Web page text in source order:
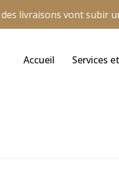
livraisons vont subir
Accueil Services